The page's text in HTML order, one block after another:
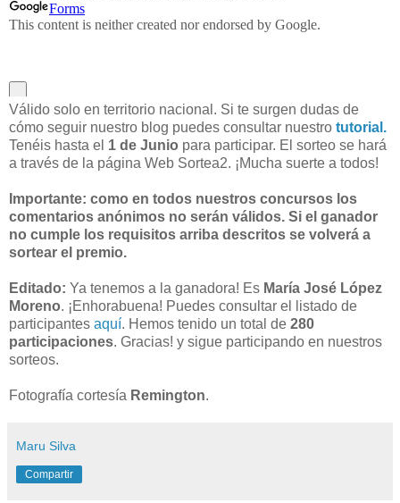
Válido solo en territorio nacional. Si te surgen dudas de
cómo seguir nuestro blog puedes consultar nuestro tutorial.
Tenéis hasta el 1 de Junio para participar. El sorteo se hará
a través de la página Web Sortea2. ¡Mucha suerte a todos!
Importante: como en todos nuestros concursos los
comentarios anónimos no serán válidos. Si el ganador
no cumple los requisitos arriba descritos se volverá a
sortear el premio.
Editado: Ya tenemos a la ganadora! Es María José López
Moreno. ¡Enhorabuena! Puedes consultar el listado de
participantes aquí. Hemos tenido un total de 280
participaciones. Gracias! y sigue participando en nuestros
sorteos.
Fotografía cortesía Remington.
Maru Silva
Compartir